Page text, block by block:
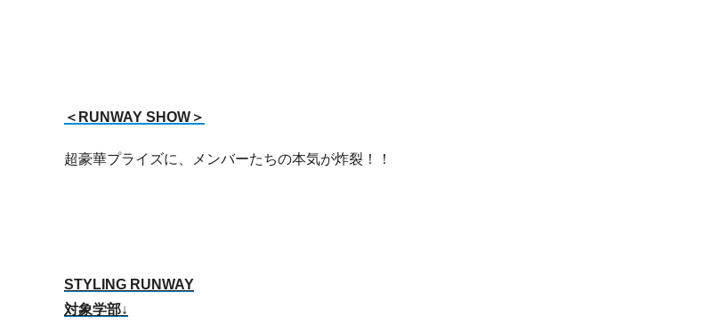
＜RUNWAY SHOW＞
超豪華プライズに、メンバーたちの本気が炸裂！！
STYLING RUNWAY
対象学部↓